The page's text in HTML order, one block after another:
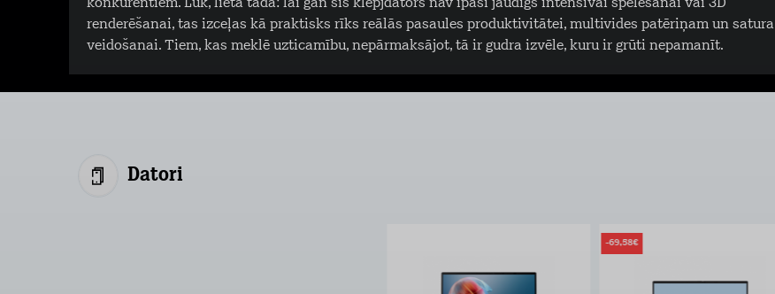
konkurentiem. Lūk, lieta tāda: lai gan šis klēpjdators nav īpaši jaudīgs intensīvai spēlēšanai vai 3D
renderēšanai, tas izceļas kā praktisks rīks reālās pasaules produktivitātei, multivides patēriņam un satura
veidošanai. Tiem, kas meklē uzticamību, nepārmaksājot, tā ir gudra izvēle, kuru ir grūti nepamanīt.
Datori
-69,58€